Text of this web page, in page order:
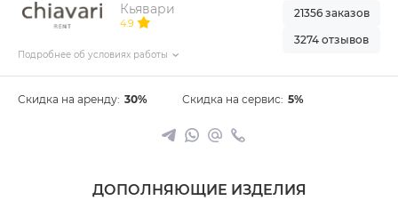
Кьявари
4.9
Подробнее об условиях работы
21356 заказов
3274 отзывов
Скидка на аренду: 30% Скидка на сервис: 5%
ДОПОЛНЯЮЩИЕ ИЗДЕЛИЯ